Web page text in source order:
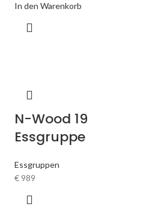
In den Warenkorb
N-Wood 19
Essgruppe
Essgruppen
€ 989